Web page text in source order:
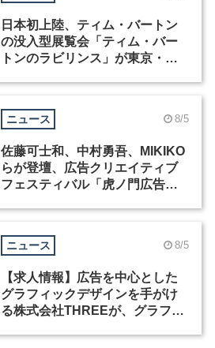
日本初上陸、ティム・バートン
の没入型展覧会「ティム・バー
トンのラビリンス」が東京・豊
ニュース 8/5
佐藤可士和、中村勇吾、MIKIKO
らが登壇、広告クリエイティブ
フェスティバル「虎ノ門広告
ニュース 8/5
【求人情報】広告を中心とした
グラフィックデザインを手がけ
る株式会社THREEが、グラフィ